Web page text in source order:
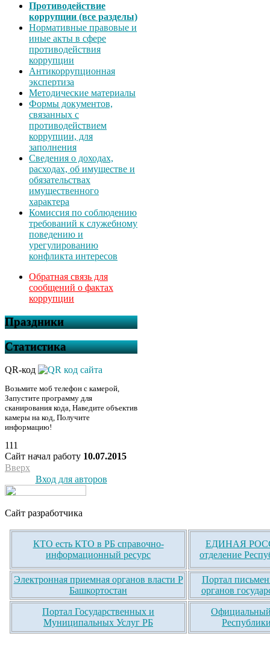
Противодействие
коррупции (все разделы)
Нормативные правовые и
иные акты в сфере
противодействия
коррупции
Антикоррупционная
экспертиза
Методические материалы
Формы документов,
связанных с
противодействием
коррупции, для
заполнения
Сведения о доходах,
расходах, об имуществе и
обязательствах
имущественного
характера
Комиссия по соблюдению
требований к служебному
поведению и
урегулированию
конфликта интересов
Обратная связь для
сообщений о фактах
коррупции
Праздники
Статистика
QR-код
Возьмите моб телефон с камерой,
Запустите программу для
сканирования кода, Наведите объектив
камеры на код, Получите
информацию!
111
Сайт начал работу 10.07.2015
Вверх
Вход для авторов
Сайт разработчика
КТО есть КТО в РБ справочно-
информационный ресурс
ЕДИНАЯ
отделение
Электронная приемная органов власти Р
Башкортостан
Портал
органов
Портал Государственных и
Муниципальных Услуг РБ
Официальный